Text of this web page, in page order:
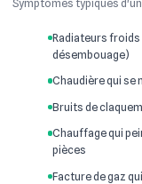
Symptômes typiques
Radiateurs froids
désembouage)
Chaudière qui se
Bruits de
Chauffage qui
pièces
Facture de gaz